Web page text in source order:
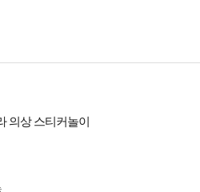
의상 스티커놀이